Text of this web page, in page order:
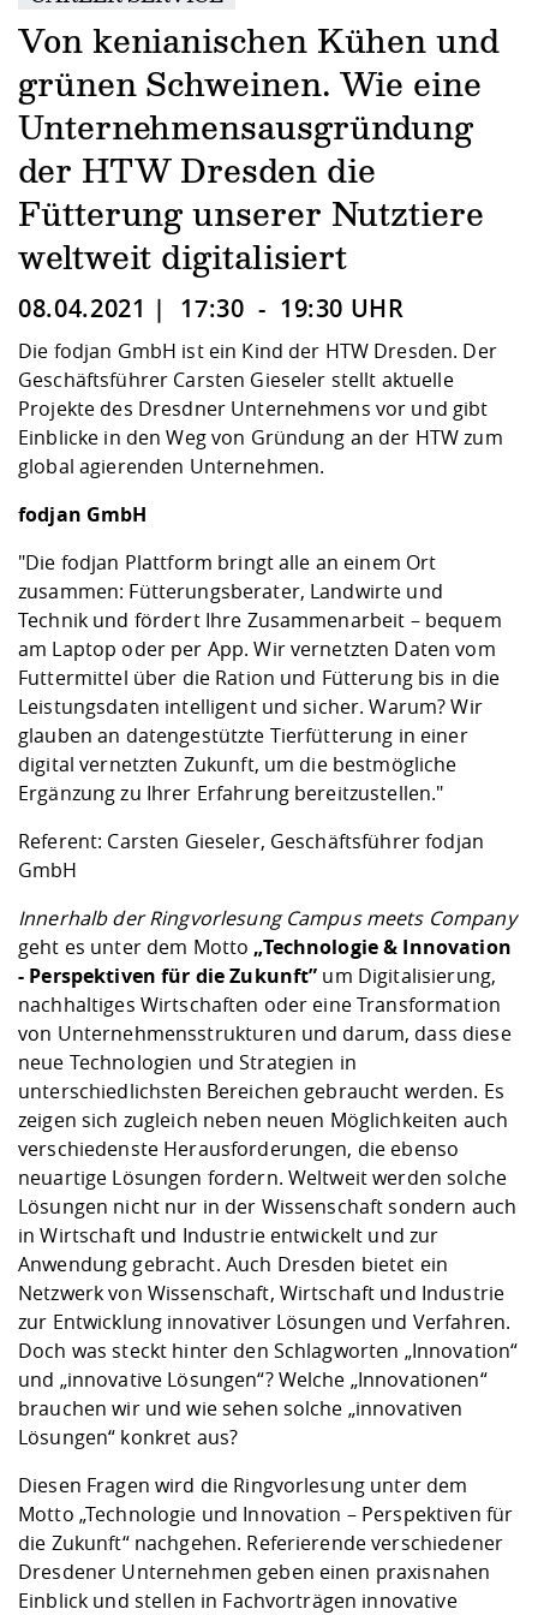
Vorbereitung
Checkliste zum
Studien- und
Fremdsprachen
Jobs, Praktika,
Studieren in
Lebenslagen
Arbeit
Lehren,
Weiterbilden im
Formulare und
FIS -
Prototyping und
Gründung und
Kooperationen
Kontakt &
Gremien und
Informatik/
Landbau/
Unternehmen
Kontakt und Anfahrt
Qualitätssicherung
Von kenianischen Kühen und
grünen Schweinen. Wie eine
Unternehmensausgründung
der HTW Dresden die
Fütterung unserer Nutztiere
weltweit digitalisiert
08.04.2021 | 17:30 - 19:30 UHR
Die fodjan GmbH ist ein Kind der HTW Dresden. Der
Geschäftsführer Carsten Gieseler stellt aktuelle
Projekte des Dresdner Unternehmens vor und gibt
Einblicke in den Weg von Gründung an der HTW zum
global agierenden Unternehmen.
fodjan GmbH
"Die fodjan Plattform bringt alle an einem Ort
zusammen: Fütterungsberater, Landwirte und
Technik und fördert Ihre Zusammenarbeit – bequem
am Laptop oder per App. Wir vernetzten Daten vom
Futtermittel über die Ration und Fütterung bis in die
Leistungsdaten intelligent und sicher. Warum? Wir
glauben an datengestützte Tierfütterung in einer
digital vernetzten Zukunft, um die bestmögliche
Ergänzung zu Ihrer Erfahrung bereitzustellen."
Referent: Carsten Gieseler, Geschäftsführer fodjan
GmbH
Innerhalb der Ringvorlesung Campus meets Company
geht es unter dem Motto „Technologie & Innovation
- Perspektiven für die Zukunft” um Digitalisierung,
nachhaltiges Wirtschaften oder eine Transformation
von Unternehmensstrukturen und darum, dass diese
neue Technologien und Strategien in
unterschiedlichsten Bereichen gebraucht werden. Es
zeigen sich zugleich neben neuen Möglichkeiten auch
verschiedenste Herausforderungen, die ebenso
neuartige Lösungen fordern. Weltweit werden solche
Lösungen nicht nur in der Wissenschaft sondern auch
in Wirtschaft und Industrie entwickelt und zur
Anwendung gebracht. Auch Dresden bietet ein
Netzwerk von Wissenschaft, Wirtschaft und Industrie
zur Entwicklung innovativer Lösungen und Verfahren.
Doch was steckt hinter den Schlagworten „Innovation“
und „innovative Lösungen“? Welche „Innovationen“
brauchen wir und wie sehen solche „innovativen
Lösungen“ konkret aus?
Diesen Fragen wird die Ringvorlesung unter dem
Motto „Technologie und Innovation – Perspektiven für
die Zukunft“ nachgehen. Referierende verschiedener
Dresdener Unternehmen geben einen praxisnahen
Einblick und stellen in Fachvorträgen innovative